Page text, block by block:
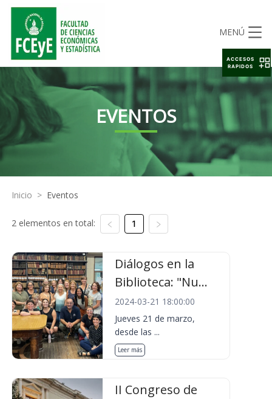
MENÚ
EVENTOS
Inicio > Eventos
2 elementos en total: 1
Diálogos en la
Biblioteca: "Nu...
2024-03-21 18:00:00
Jueves 21 de marzo,
desde las ...
Leer más
II Congreso de
ACCESOS
RAPIDOS